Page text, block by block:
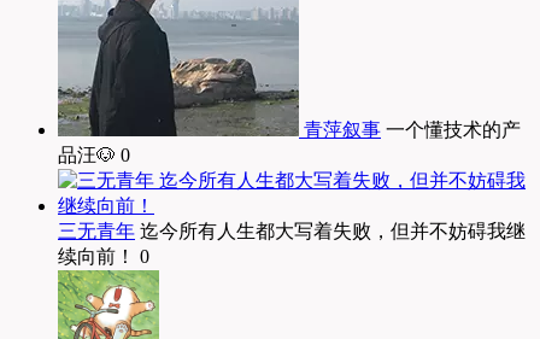
青萍叙事 一个懂技术的产
品汪🐶 0
三无青年 迄今所有人生都大写着失败，但并不妨碍我继
续向前！ 0